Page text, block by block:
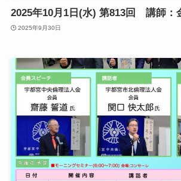
2025年10月1日(水) 第813回 講師：
2025年9月30日